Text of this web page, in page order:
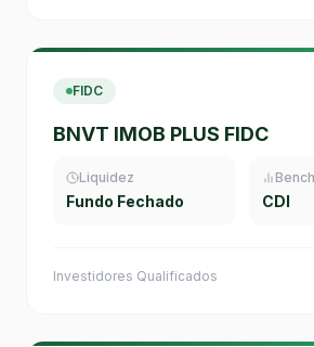
FIDC
BNVT IMOB PLUS FIDC
Liquidez
Fundo Fechado CDI
Investidores Qualificados